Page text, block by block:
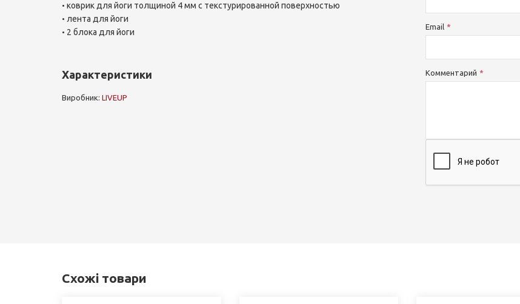
• коврик для йоги толщиной 4 мм с текстурированной поверхностью
• лента для йоги
• 2 блока для йоги
Характеристики
Виробник: LIVEUP
Email
Комментарий
Схожі товари